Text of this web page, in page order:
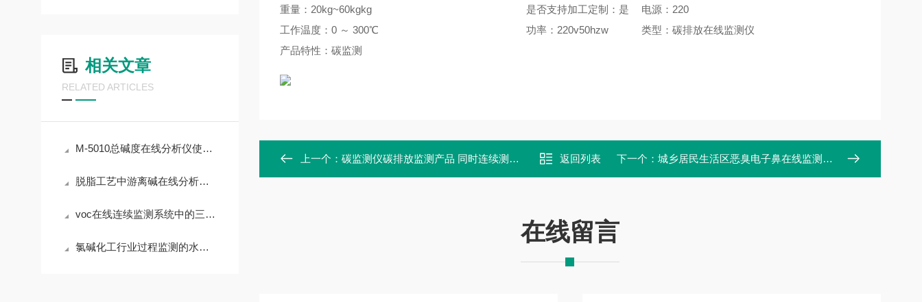
相关文章
RELATED ARTICLES
M-5010总碱度在线分析仪使用场景和功能特点
脱脂工艺中游离碱在线分析仪的工作原理
voc在线连续监测系统中的三个重要问题
氯碱化工行业过程监测的水质分析仪有哪些
重量：20kg~60kgkg 是否支持加工定制：是
电源：220
工作温度：0 ～ 300℃
功率：220v50hzw
类型：碳排放在线监测仪
产品特性：碳监测
上一个： 碳监测仪碳排放监测产品 同时连续测CO2/CH4/N2O/CO/O2 返回列表 下一个： 城乡居民生活区恶臭电子鼻在线监测系统厂商
在线留言